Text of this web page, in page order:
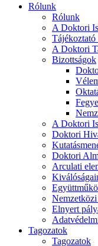
Rólunk
Rólunk
A Doktori
A Doktori
Bizottságok
A Doktori
Doktori
Doktori
Arculati
Elnyert
Tagozatok
Tagozatok